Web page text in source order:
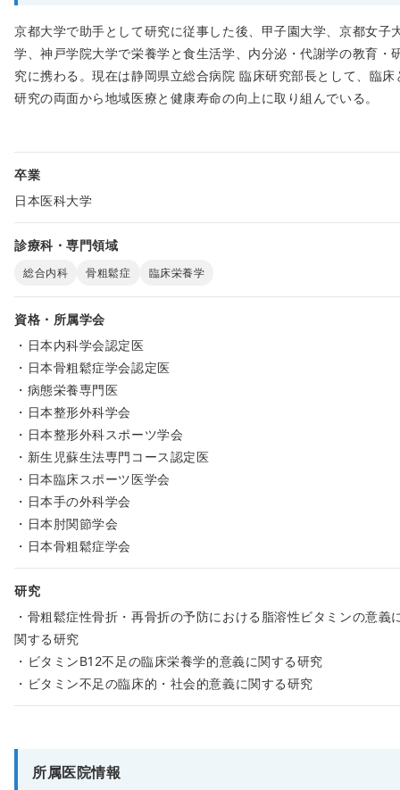
京都大学で助手として研究に従事した後、甲子園大学、京都女子
学、神戸学院大学で栄養学と食生活学、内分泌・代謝学の教育・
究に携わる。現在は静岡県立総合病院 臨床研究部長として、臨床
研究の両面から地域医療と健康寿命の向上に取り組んでいる。
卒業
日本医科大学
診療科・専門領域
総合内科 骨粗鬆症 臨床栄養学
資格・所属学会
・日本内科学会認定医
・日本骨粗鬆症学会認定医
・病態栄養専門医
・日本整形外科学会
・日本整形外科スポーツ学会
・新生児蘇生法専門コース認定医
・日本臨床スポーツ医学会
・日本手の外科学会
・日本肘関節学会
・日本骨粗鬆症学会
研究
・骨粗鬆症性骨折・再骨折の予防における脂溶性ビタミンの意義
関する研究
・ビタミンB12不足の臨床栄養学的意義に関する研究
・ビタミン不足の臨床的・社会的意義に関する研究
所属医院情報